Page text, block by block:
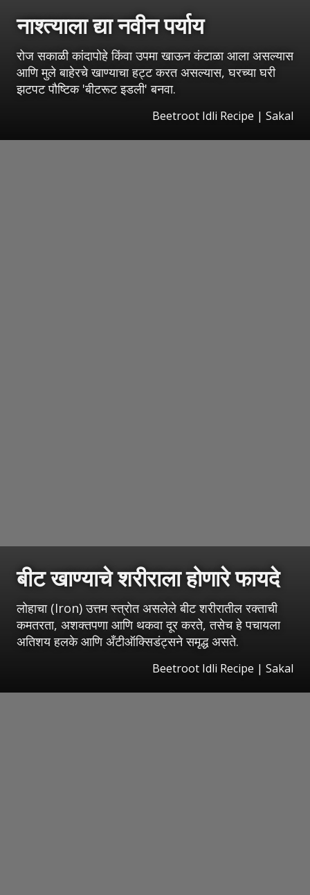
नाश्त्याला द्या नवीन पर्याय
रोज सकाळी कांदापोहे किंवा उपमा खाऊन कंटाळा आला असल्यास
आणि मुले बाहेरचे खाण्याचा हट्ट करत असल्यास, घरच्या घरी
झटपट पौष्टिक 'बीटरूट इडली' बनवा.
Beetroot Idli Recipe | Sakal
बीट खाण्याचे शरीराला होणारे फायदे
लोहाचा (Iron) उत्तम स्त्रोत असलेले बीट शरीरातील रक्ताची
कमतरता, अशक्तपणा आणि थकवा दूर करते, तसेच हे पचायला
अतिशय हलके आणि अँटीऑक्सिडंट्सने समृद्ध असते.
Beetroot Idli Recipe | Sakal